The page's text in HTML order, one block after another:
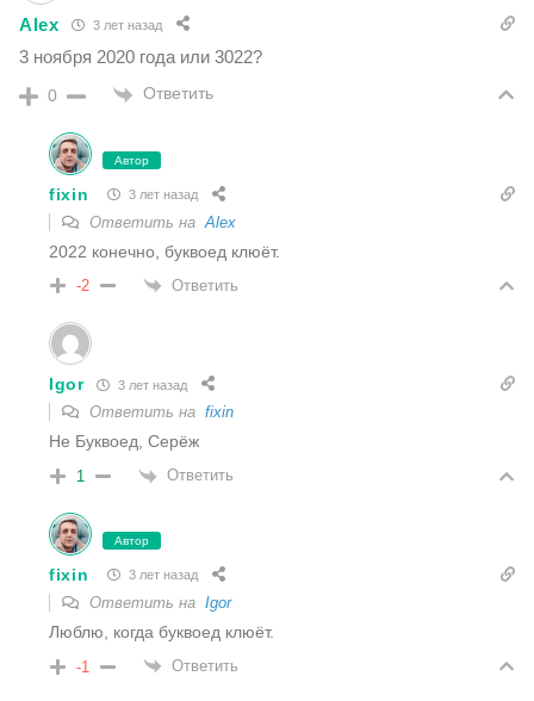
Alex 3 лет назад
3 ноября 2020 года или 3022?
0 Ответить
Автор
fixin 3 лет назад
Ответить на Alex
2022 конечно, буквоед клюёт.
-2 Ответить
Igor 3 лет назад
Ответить на fixin
Не Буквоед, Серёж
1 Ответить
Автор
fixin 3 лет назад
Ответить на Igor
Люблю, когда буквоед клюёт.
-1 Ответить